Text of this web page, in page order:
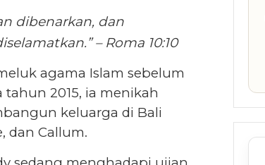
dibenarkan, dan
– Roma 10:10
agama Islam sebelum
2015, ia menikah
keluarga di Bali
dan Callum.